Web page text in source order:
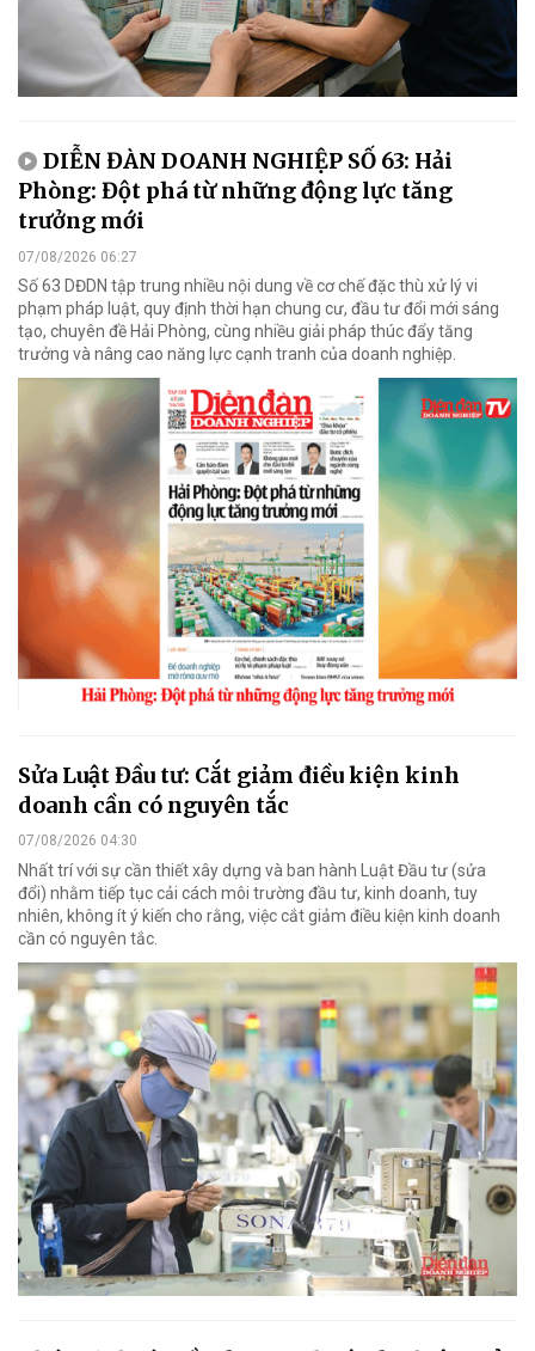
DIỄN ĐÀN DOANH NGHIỆP SỐ 63: Hải
Phòng: Đột phá từ những động lực tăng
trưởng mới
07/08/2026 06:27
Số 63 DĐDN tập trung nhiều nội dung về cơ chế đặc thù xử lý vi
phạm pháp luật, quy định thời hạn chung cư, đầu tư đổi mới sáng
tạo, chuyên đề Hải Phòng, cùng nhiều giải pháp thúc đẩy tăng
trưởng và nâng cao năng lực cạnh tranh của doanh nghiệp.
Sửa Luật Đầu tư: Cắt giảm điều kiện kinh
doanh cần có nguyên tắc
07/08/2026 04:30
Nhất trí với sự cần thiết xây dựng và ban hành Luật Đầu tư (sửa
đổi) nhằm tiếp tục cải cách môi trường đầu tư, kinh doanh, tuy
nhiên, không ít ý kiến cho rằng, việc cắt giảm điều kiện kinh doanh
cần có nguyên tắc.